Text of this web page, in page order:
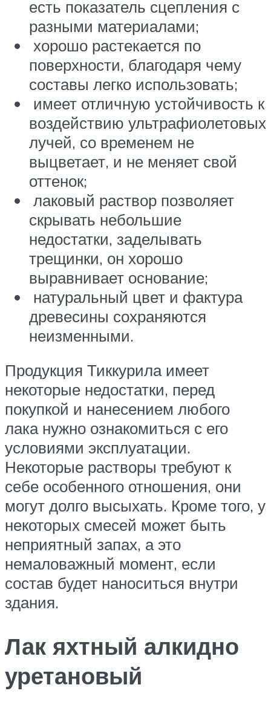
есть показатель сцепления с
разными материалами;
хорошо растекается по
поверхности, благодаря чему
составы легко использовать;
имеет отличную устойчивость к
воздействию ультрафиолетовых
лучей, со временем не
выцветает, и не меняет свой
оттенок;
лаковый раствор позволяет
скрывать небольшие
недостатки, заделывать
трещинки, он хорошо
выравнивает основание;
натуральный цвет и фактура
древесины сохраняются
неизменными.
Продукция Тиккурила имеет
некоторые недостатки, перед
покупкой и нанесением любого
лака нужно ознакомиться с его
условиями эксплуатации.
Некоторые растворы требуют к
себе особенного отношения, они
могут долго высыхать. Кроме того, у
некоторых смесей может быть
неприятный запах, а это
немаловажный момент, если
состав будет наноситься внутри
здания.
Лак яхтный алкидно
уретановый